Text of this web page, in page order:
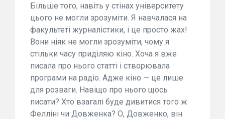
Більше того, навіть у стінах університету
цього не могли зрозуміти. Я навчалася на
факультеті журналістики, і це просто жах!
Вони ніяк не могли зрозуміти, чому я
стільки часу приділяю кіно. Хоча я вже
писала про нього статті і створювала
програми на радіо. Адже кіно — це лише
для розваги. Навіщо про нього щось
писати? Хто взагалі буде дивитися того ж
Фелліні чи Довженка? О, Довженко, він